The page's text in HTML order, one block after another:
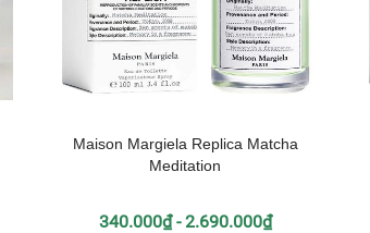
Maison Margiela Replica Matcha
Meditation
340.000₫ - 2.690.000₫